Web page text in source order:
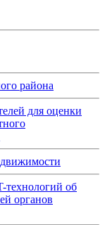
района
для оценки
технологий об
органов